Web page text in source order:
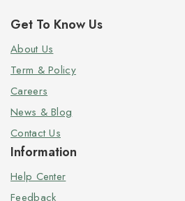
Get To Know Us
About Us
Term & Policy
Careers
News & Blog
Contact Us
Information
Help Center
Feedback